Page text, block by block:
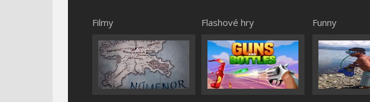
Filmy Flashové hry Funny